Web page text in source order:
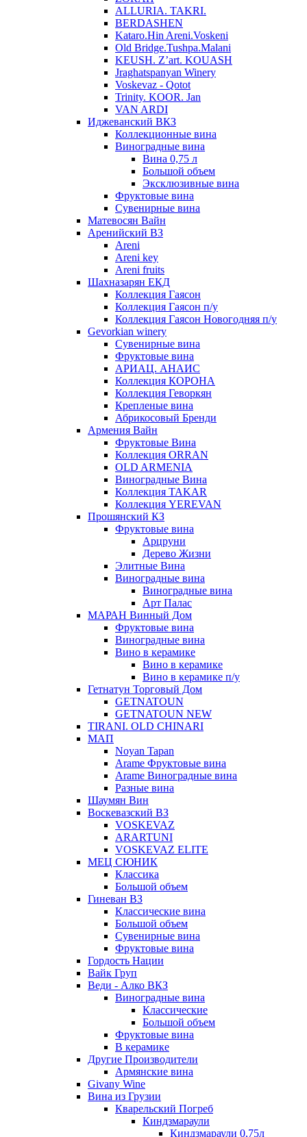
ALLURIA. TAKRI.
BERDASHEN
Kataro.Hin Areni.Voskeni
Old Bridge.Tushpa.Malani
KEUSH. Z’art. KOUASH
Jraghatspanyan Winery
Voskevaz - Qotot
Trinity. KOOR. Jan
VAN ARDI
Иджеванский ВКЗ
Коллекционные вина
Виноградные вина
Вина 0,75 л
Большой объем
Эксклюзивные вина
Фруктовые вина
Cувенирные вина
Матевосян Вайн
Аренийский ВЗ
Areni
Areni key
Areni fruits
Шахназарян ЕКД
Коллекция Гаясон
Коллекция Гаясон п/у
Коллекция Гаясон Новогодняя п/у
Gevorkian winery
Сувенирные вина
Фруктовые вина
АРИАЦ. АНАИС
Коллекция КОРОНА
Коллекция Геворкян
Крепленые вина
Абрикосовый Бренди
Армения Вайн
Фруктовые Вина
Коллекция ORRAN
OLD ARMENIA
Виноградные Вина
Коллекция TAKAR
Коллекция YEREVAN
Прошянский КЗ
Фруктовые вина
Арцруни
Дерево Жизни
Элитные Вина
Виноградные вина
Виноградные вина
Арт Палас
МАРАН Винный Дом
Фруктовые вина
Виноградные вина
Вино в керамике
Вино в керамике
Вино в керамике п/у
Гетнатун Торговый Дом
GETNATOUN
GETNATOUN NEW
TIRANI. OLD CHINARI
МАП
Noyan Tapan
Arame Фруктовые вина
Arame Виноградные вина
Разные вина
Шаумян Вин
Воскевазский ВЗ
VOSKEVAZ
ARARTUNI
VOSKEVAZ ELITE
МЕЦ СЮНИК
Классика
Большой объем
Гиневан ВЗ
Классические вина
Большой объем
Сувенирные вина
Фруктовые вина
Гордость Нации
Вайк Груп
Веди - Алко ВКЗ
Виноградные вина
Классические
Большой объем
Фруктовые вина
В керамике
Другие Производители
Армянские вина
Givany Wine
Вина из Грузии
Кварельский Погреб
Киндзмараули
Киндзмараули 0,75л